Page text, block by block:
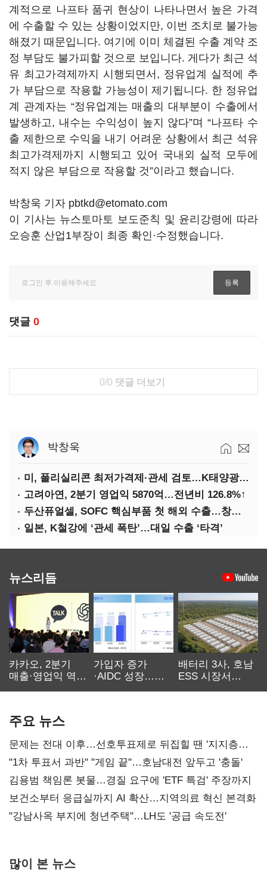
계적으로 나프타 품귀 현상이 나타나면서 높은 가격
에 수출할 수 있는 상황이었지만, 이번 조치로 불가능
해졌기 때문입니다. 여기에 이미 체결된 수출 계약 조
정 부담도 불가피할 것으로 보입니다. 게다가 최근 석
유 최고가격제까지 시행되면서, 정유업계 실적에 추
가 부담으로 작용할 가능성이 제기됩니다. 한 정유업
계 관계자는 “정유업계는 매출의 대부분이 수출에서
발생하고, 내수는 수익성이 높지 않다”며 “나프타 수
출 제한으로 수익을 내기 어려운 상황에서 최근 석유
최고가격제까지 시행되고 있어 국내외 실적 모두에
적지 않은 부담으로 작용할 것”이라고 했습니다.
박창욱 기자 pbtkd@etomato.com
이 기사는 뉴스토마토 보도준칙 및 윤리강령에 따라
오승훈 산업1부장이 최종 확인·수정했습니다.
댓글 0
0/0 댓글 더보기
박창욱
미, 폴리실리콘 최저가격제·관세 검토…K태양광 입지 확대 기대
고려아연, 2분기 영업익 5870억…전년비 126.8%↑
두산퓨얼셀, SOFC 핵심부품 첫 해외 수출…창사 이래 최대 규모
일본, K철강에 ‘관세 폭탄’…대일 수출 ‘타격’
뉴스리듬
카카오, 2분기
매출·영업익 역대
가입자 증가
·AIDC 성장…
배터리 3사, 호남
ESS 시장서
주요 뉴스
문제는 전대 이후…선호투표제로 뒤집힐 땐 '지지층
불복'
"1차 투표서 과반" "게임 끝"…호남대전 앞두고 '충돌'
김용범 책임론 봇물…경질 요구에 'ETF 특검' 주장까지
보건소부터 응급실까지 AI 확산…지역의료 혁신 본격화
"강남사옥 부지에 청년주택"…LH도 '공급 속도전'
많이 본 뉴스